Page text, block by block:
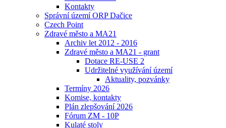
Kontakty
Správní území ORP Dačice
Czech Point
Zdravé město a MA21
Archiv let 2012 - 2016
Zdravé město a MA21 - grant
Dotace RE-USE 2
Udržitelné využívání území
Aktuality, pozvánky
Termíny 2026
Komise, kontakty
Plán zlepšování 2026
Fórum ZM - 10P
Kulaté stoly